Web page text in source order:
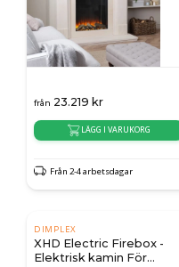
från 23.219 kr
LÄGG I VARUKORG
Från 2-4 arbetsdagar
DIMPLEX
XHD Electric Firebox -
Elektrisk kamin För